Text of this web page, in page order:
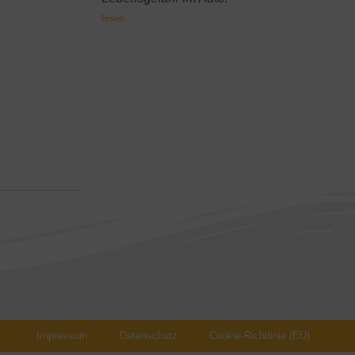
lesen
Impressum Datenschutz Cookie-Richtlinie (EU)